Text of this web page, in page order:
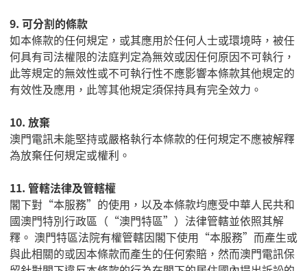
9. 可分割的條款
如本條款的任何規定，或其應用於任何人士或環境時，被任
何具有司法權限的法庭判定為無效或因任何原因不可執行，
此等規定的無效性或不可執行性不應影響本條款其他規定的
有效性及應用，此等其他規定須保持具有完全效力。
10. 放棄
澳門電訊未能堅持或嚴格執行本條款的任何規定不應被解釋
為放棄任何規定或權利。
11. 管轄法律及管轄權
閣下對 “本服務” 的使用，以及本條款均應受中華人民共和
國澳門特別行政區（ “澳門特區” ）法律管轄並依照其解
釋。 澳門特區法院有權管轄因閣下使用 “本服務” 而產生或
與此相關的或因本條款而產生的任何索賠，然而澳門電訊保